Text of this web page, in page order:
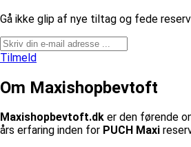
​Gå ikke glip af nye tiltag og fede
Tilmeld
Om Maxishopbevtoft
Maxishopbevtoft.dk er den førende
års erfaring inden for PUCH Maxi